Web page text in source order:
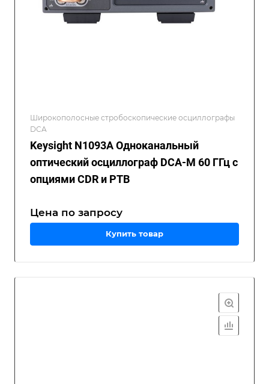
Широкополосные стробоскопические осциллографы
DCA
Keysight N1093A Одноканальный
оптический осциллограф DCA-M 60 ГГц с
опциями CDR и PTB
Цена по запросу
Купить товар